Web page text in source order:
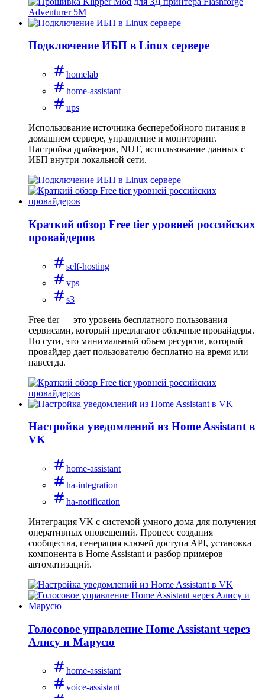
Подключение ИБП в Linux сервере
homelab
home-assistant
ups
Использование источника бесперебойного питания в
домашнем сервере, управление и мониторинг.
Настройка драйверов, NUT, использование данных с
ИБП внутри локальной сети.
Краткий обзор Free tier уровней российских
провайдеров
self-hosting
vps
s3
Free tier — это уровень бесплатного пользования
сервисами, который предлагают облачные провайдеры.
По сути, это минимальный объем ресурсов, который
провайдер дает пользователю бесплатно на время или
навсегда.
Настройка уведомлений из Home Assistant в
VK
home-assistant
ha-integration
ha-notification
Интеграция VK с системой умного дома для получения
оперативных оповещений. Процесс создания
сообщества, генерация ключей доступа API, установка
компонента в Home Assistant и разбор примеров
автоматизаций.
Голосовое управление Home Assistant через
Алису и Марусю
home-assistant
voice-assistant